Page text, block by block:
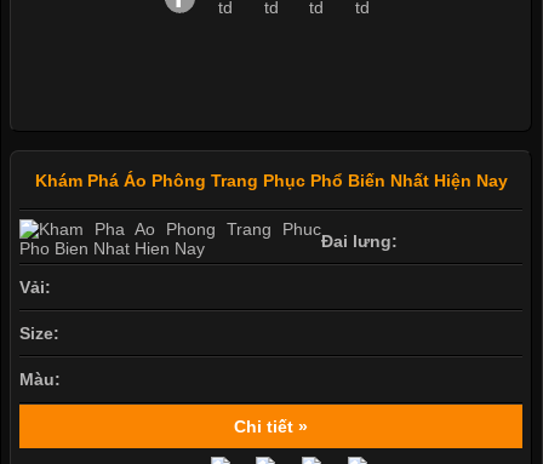
Khám Phá Áo Phông Trang Phục Phổ Biến Nhất Hiện Nay
Đai lưng:
Vải:
Size:
Màu:
Chi tiết »